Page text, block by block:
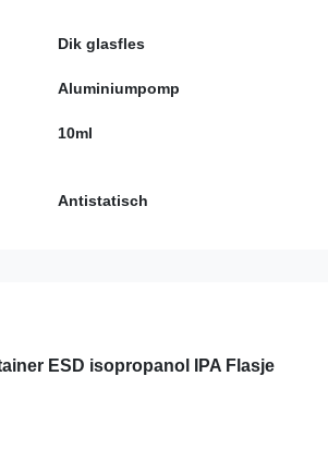
Dik glasfles
Aluminiumpomp
10ml
Antistatisch
ESD isopropanol IPA Flasje